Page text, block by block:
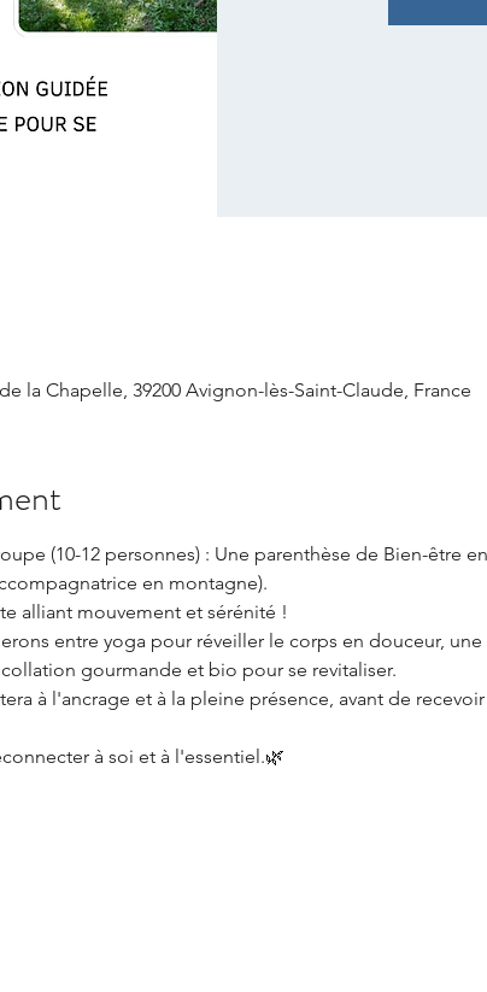
la Chapelle, 39200 Avignon-lès-Saint-Claude, France
(10-12 personnes) : Une parenthèse de Bien-être
en montagne).
alliant mouvement et sérénité !
entre yoga pour réveiller le corps en douceur,
gourmande et bio pour se revitaliser.
à l'ancrage et à la pleine présence, avant de
à soi et à l'essentiel.🌿